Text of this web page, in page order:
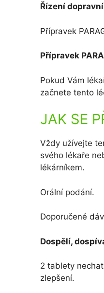
Řízení
Přípravek
Přípravek
Pokud Vám
začnete tento
JAK SE
Vždy užívejte
svého lékaře
lékárníkem.
Orální podání.
Doporučené
Dospělí,
2 tablety
zlepšení.